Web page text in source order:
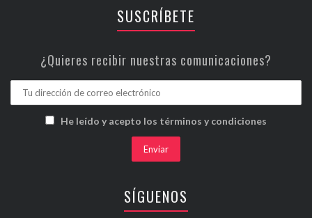
SUSCRÍBETE
¿Quieres recibir nuestras comunicaciones?
He leído y acepto los términos y condiciones
SÍGUENOS